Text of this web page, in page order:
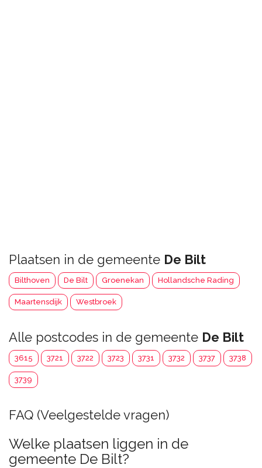
Plaatsen in de gemeente De Bilt
Bilthoven De Bilt Groenekan Hollandsche Rading
Maartensdijk Westbroek
Alle postcodes in de gemeente De Bilt
3615 3721 3722 3723 3731 3732 3737 3738
3739
FAQ (Veelgestelde vragen)
Welke plaatsen liggen in de
gemeente De Bilt?